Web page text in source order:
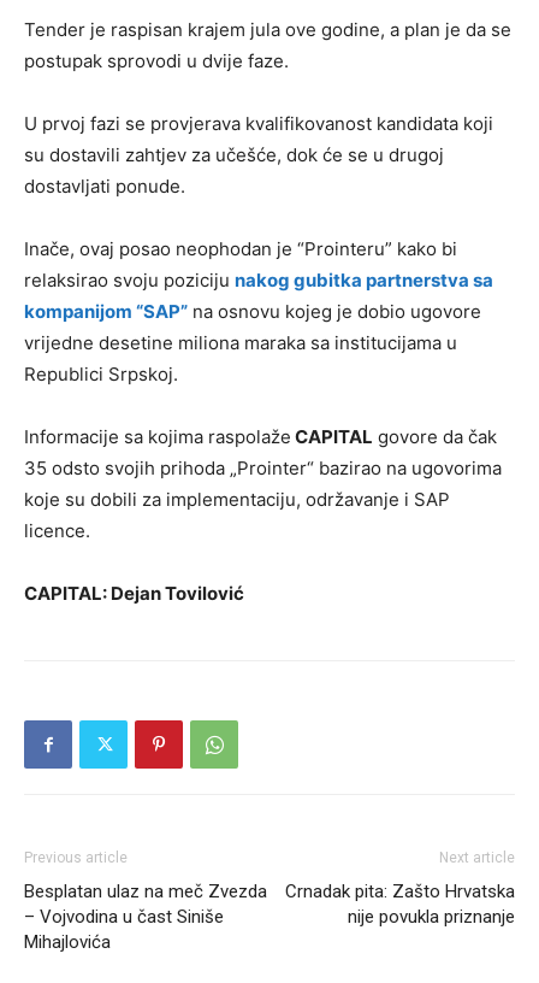
Tender je raspisan krajem jula ove godine, a plan je da se
postupak sprovodi u dvije faze.
U prvoj fazi se provjerava kvalifikovanost kandidata koji
su dostavili zahtjev za učešće, dok će se u drugoj
dostavljati ponude.
Inače, ovaj posao neophodan je “Prointeru” kako bi
relaksirao svoju poziciju nakog gubitka partnerstva sa
kompanijom “SAP” na osnovu kojeg je dobio ugovore
vrijedne desetine miliona maraka sa institucijama u
Republici Srpskoj.
Informacije sa kojima raspolaže CAPITAL govore da čak
35 odsto svojih prihoda „Prointer“ bazirao na ugovorima
koje su dobili za implementaciju, održavanje i SAP
licence.
CAPITAL: Dejan Tovilović
Previous article
Besplatan ulaz na meč Zvezda
– Vojvodina u čast Siniše
Mihajlovića
Next article
Crnadak pita: Zašto Hrvatska
nije povukla priznanje